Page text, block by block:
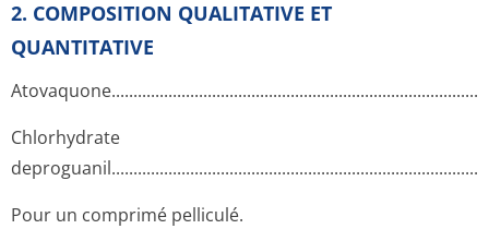
2. COMPOSITION QUALITATIVE ET
QUANTITATIVE
Chlorhydrate
Pour un comprimé pelliculé.